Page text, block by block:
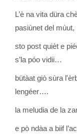
L’è na vita düra
pasiùnet del mùut,
sto post quièt e
s’la póo vidii…
bütàat giò sùra
lengéer….
la meludia de la
e pò ndàa a biif